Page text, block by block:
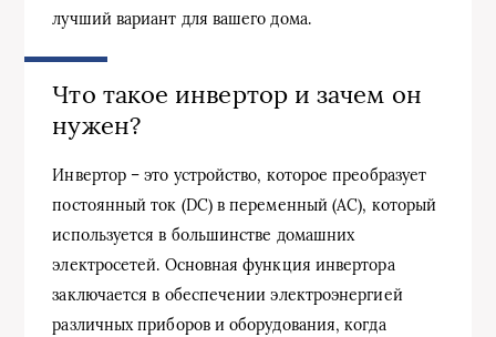
лучший вариант для вашего дома.
Что такое инвертор и зачем он
нужен?
Инвертор – это устройство, которое преобразует
постоянный ток (DC) в переменный (AC), который
используется в большинстве домашних
электросетей. Основная функция инвертора
заключается в обеспечении электроэнергией
различных приборов и оборудования, когда